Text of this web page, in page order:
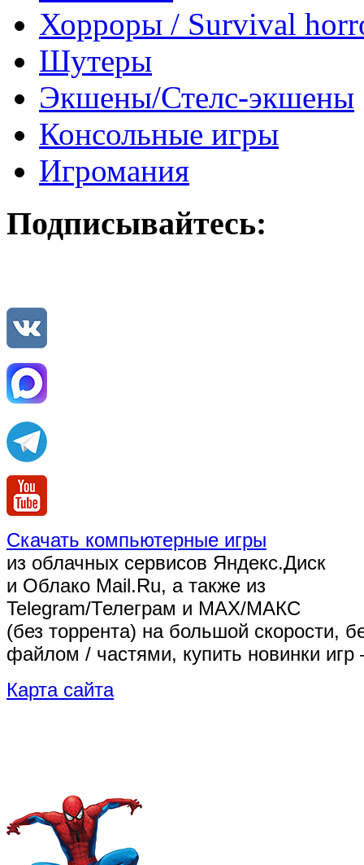
Хорроры / Survival
Шутеры
Экшены/Стелс-экшены
Консольные игры
Игромания
Подписывайтесь:
Скачать компьютерные игры
из облачных сервисов Яндекс.Диск
и Облако Mail.Ru, а также из
Telegram/Телеграм и MAX/МАКС
(без торрента) на большой скорости,
файлом / частями, купить новинки
Карта сайта